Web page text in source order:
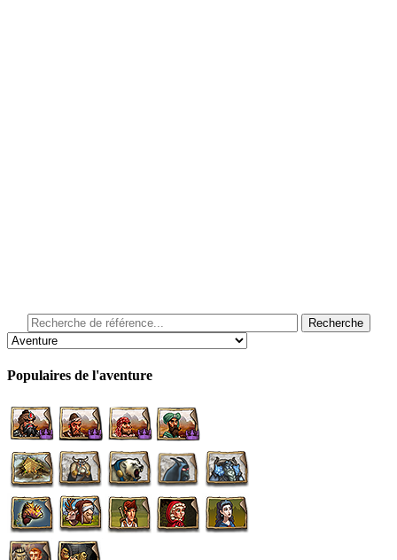
Populaires de l'aventure